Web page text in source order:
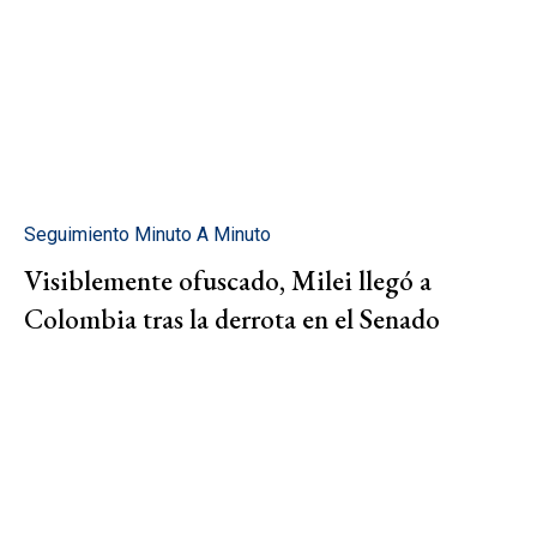
Seguimiento Minuto A Minuto
Visiblemente ofuscado, Milei llegó a
Colombia tras la derrota en el Senado